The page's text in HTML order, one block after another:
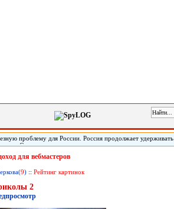
проблему для России. Россия продолжает удерживать
Социологи называют это одним из главных
для экономики. Но чтобы укрепить институт семьи,
для вебмастеров
9) :: Рейтинг картинок
2